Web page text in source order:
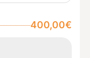
400,00€